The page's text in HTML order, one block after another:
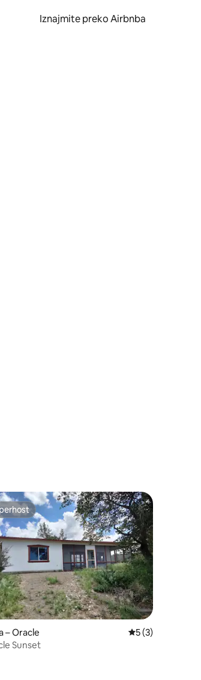
Iznajmite preko Airbnba
zaslonu.
5/5, recenzija: 30
– Oracle Prosječna
5 (3)
Sunset